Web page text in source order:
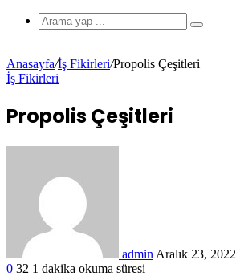
Anasayfa/İş Fikirleri/Propolis Çeşitleri
İş Fikirleri
Propolis Çeşitleri
admin Aralık 23, 2022
0 32 1 dakika okuma süresi